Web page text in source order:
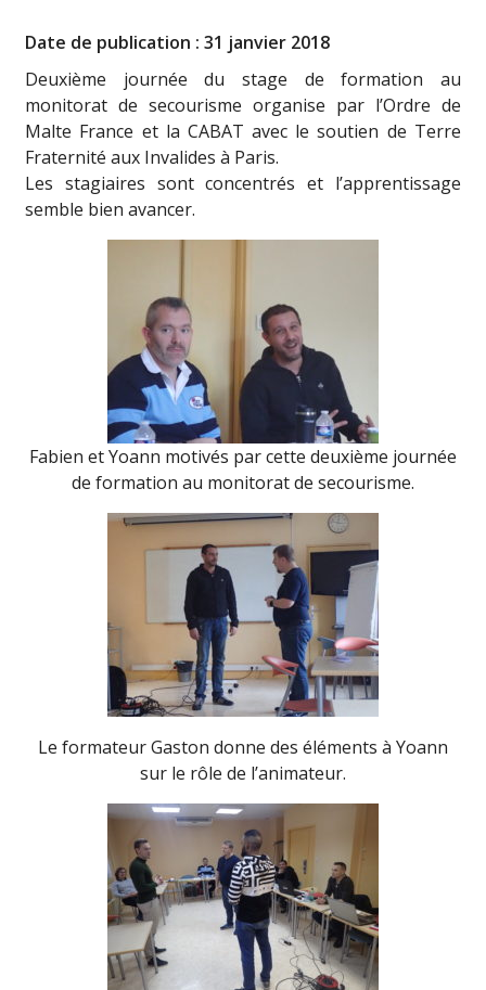
Date de publication : 31 janvier 2018
Deuxième journée du stage de formation au
monitorat de secourisme organise par l’Ordre de
Malte France et la CABAT avec le soutien de Terre
Fraternité aux Invalides à Paris.
Les stagiaires sont concentrés et l’apprentissage
semble bien avancer.
Fabien et Yoann motivés par cette deuxième journée
de formation au monitorat de secourisme.
Le formateur Gaston donne des éléments à Yoann
sur le rôle de l’animateur.